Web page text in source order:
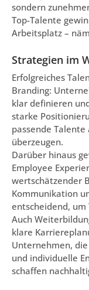
sondern
Top-Talente
Arbeitsplatz –
Strategien im
Erfolgreiches
Branding:
klar definieren
starke
passende Talente
überzeugen.
Darüber hinaus
Employee
wertschätzender
Kommunikation
entscheidend, um
Auch
klare
Unternehmen,
und individuelle
schaffen